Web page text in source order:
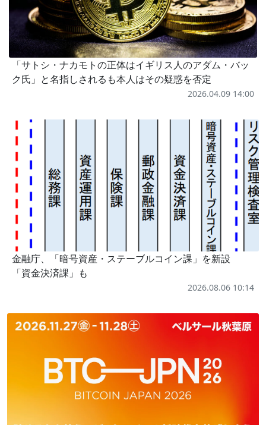
「サトシ・ナカモトの正体はイギリス人のアダム・バッ
ク氏」と名指しされるも本人はその疑惑を否定
2026.04.09 14:00
金融庁、「暗号資産・ステーブルコイン課」を新設
「資金決済課」も
2026.08.06 10:14